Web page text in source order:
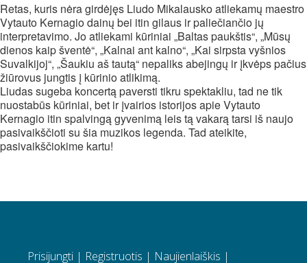
Retas, kuris nėra girdėjęs Liudo Mikalausko atliekamų maestro
Vytauto Kernagio dainų bei itin gilaus ir paliečiančio jų
interpretavimo. Jo atliekami kūriniai „Baltas paukštis“, „Mūsų
dienos kaip šventė“, „Kalnai ant kalno“, „Kai sirpsta vyšnios
Suvalkijoj“, „Šaukiu aš tautą“ nepaliks abejingų ir įkvėps pačius
žiūrovus jungtis į kūrinio atlikimą.
Liudas sugeba koncertą paversti tikru spektakliu, tad ne tik
nuostabūs kūriniai, bet ir įvairios istorijos apie Vytauto
Kernagio itin spalvingą gyvenimą leis tą vakarą tarsi iš naujo
pasivaikščioti su šia muzikos legenda. Tad ateikite,
pasivaikščiokime kartu!
Prisijungti | Registruotis | Naujienlaiškis |